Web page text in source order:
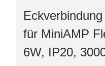
für MiniAMP
6W, IP20,